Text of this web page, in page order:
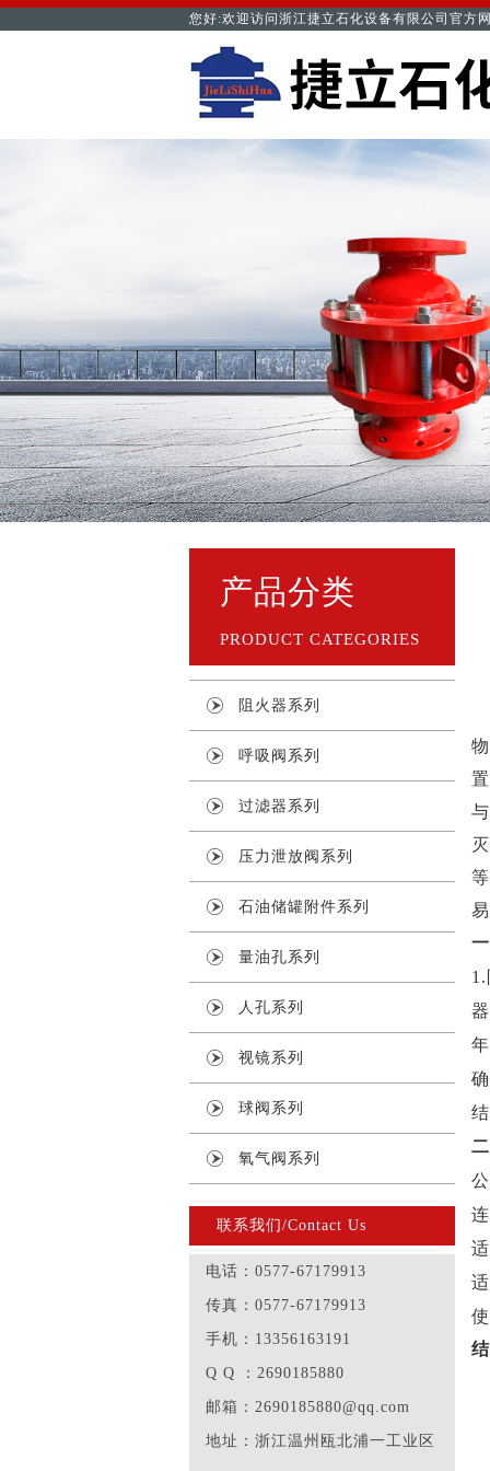
您好:欢迎访问浙江捷立石化设备有限公司官方
产品分类
PRODUCT CATEGORIES
阻火器系列
呼吸阀系列
过滤器系列
压力泄放阀系列
石油储罐附件系列
量油孔系列
人孔系列
视镜系列
球阀系列
氧气阀系列
联系我们/Contact Us
电话：0577-67179913
传真：0577-67179913
手机：13356163191
Q Q ：2690185880
邮箱：2690185880@qq.com
地址：浙江温州瓯北浦一工业区